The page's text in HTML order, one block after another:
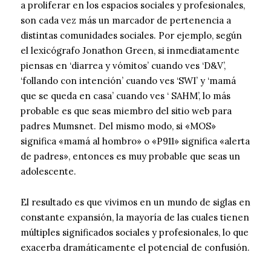
a proliferar en los espacios sociales y profesionales,
son cada vez más un marcador de pertenencia a
distintas comunidades sociales. Por ejemplo, según
el lexicógrafo Jonathon Green, si inmediatamente
piensas en ‘diarrea y vómitos’ cuando ves ‘D&V’,
‘follando con intención’ cuando ves ‘SWI’ y ‘mamá
que se queda en casa’ cuando ves ‘ SAHM’, lo más
probable es que seas miembro del sitio web para
padres Mumsnet. Del mismo modo, si «MOS»
significa «mamá al hombro» o «P911» significa «alerta
de padres», entonces es muy probable que seas un
adolescente.
El resultado es que vivimos en un mundo de siglas en
constante expansión, la mayoría de las cuales tienen
múltiples significados sociales y profesionales, lo que
exacerba dramáticamente el potencial de confusión.